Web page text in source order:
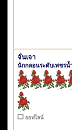
จั่นเจา
นักกลอนระดับเพชรน้
ออฟไลน์